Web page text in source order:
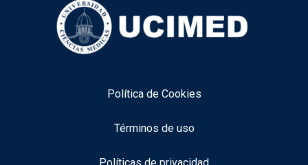
Política de Cookies
Términos de uso